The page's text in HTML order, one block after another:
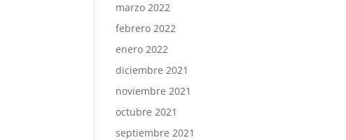
marzo 2022
febrero 2022
enero 2022
diciembre 2021
noviembre 2021
octubre 2021
septiembre 2021